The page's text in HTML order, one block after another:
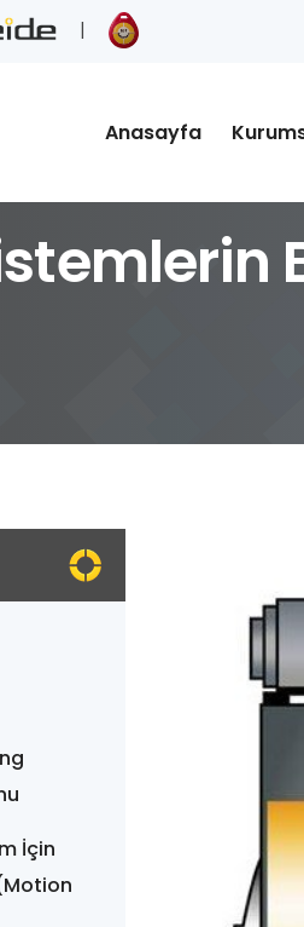
Anasayfa
İçin